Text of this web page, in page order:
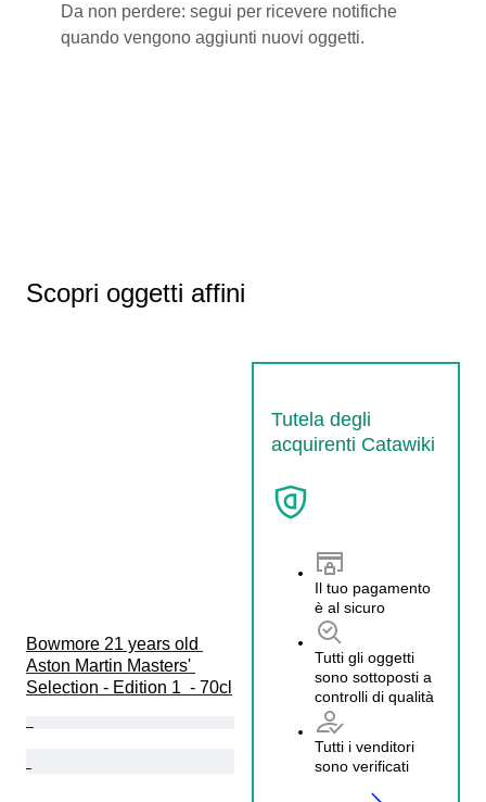
Da non perdere: segui per ricevere notifiche
quando vengono aggiunti nuovi oggetti.
Scopri oggetti affini
Tutela degli
acquirenti Catawiki
Il tuo pagamento
è al sicuro
Tutti gli oggetti
sono sottoposti a
controlli di qualità
Tutti i venditori
sono verificati
Bowmore 21 years old
Aston Martin Masters'
Selection - Edition 1  - 70cl